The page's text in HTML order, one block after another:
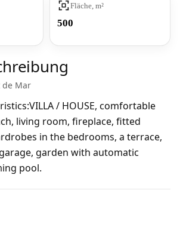
Fläche, m²
500
de Mar
/ HOUSE, comfortable
living room, fireplace, fitted
in the bedrooms, a terrace,
garden with automatic
pool.